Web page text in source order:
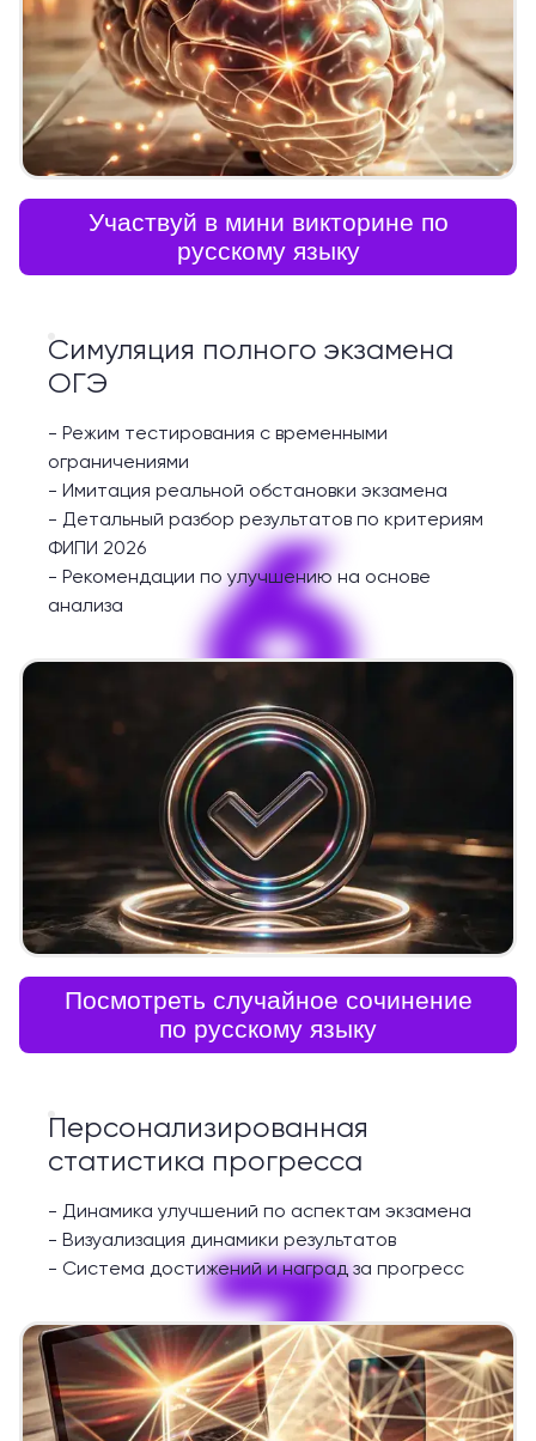
Участвуй в мини викторине по
русскому языку
6
Симуляция полного экзамена
ОГЭ
- Режим тестирования с временными
ограничениями
- Имитация реальной обстановки экзамена
- Детальный разбор результатов по критериям
ФИПИ 2026
- Рекомендации по улучшению на основе
анализа
Посмотреть случайное сочинение
по русскому языку
7
Персонализированная
статистика прогресса
- Динамика улучшений по аспектам экзамена
- Визуализация динамики результатов
- Система достижений и наград за прогресс